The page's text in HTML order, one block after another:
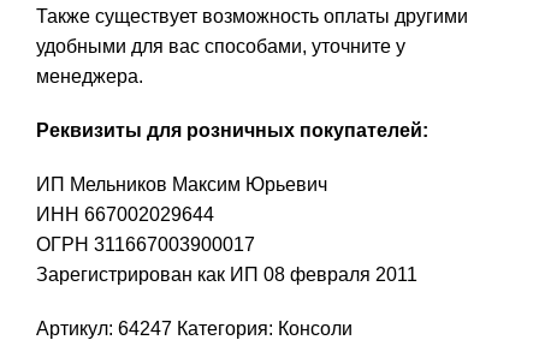
Также существует возможность оплаты другими
удобными для вас способами, уточните у
менеджера.
Реквизиты для розничных покупателей:
ИП Мельников Максим Юрьевич
ИНН 667002029644
ОГРН 311667003900017
Зарегистрирован как ИП 08 февраля 2011
Артикул: 64247 Категория: Консоли